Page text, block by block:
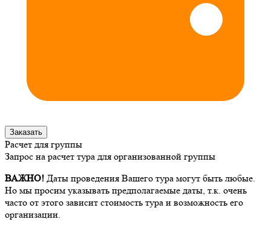
Заказать
Расчет для группы
Запрос на расчет тура для организованной группы
ВАЖНО! Даты проведения Вашего тура могут быть любые.
Но мы просим указывать предполагаемые даты, т.к. очень
часто от этого зависит стоимость тура и возможность его
организации.